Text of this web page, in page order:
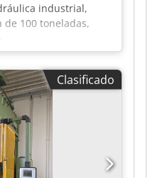
industrial,
100 toneladas,
en C, HYDRAP
usada.
GmbH
fabricante de primera
industriales.
HPS ZB 100
6535 Año de
Peso: 14 700 kg
de alta
y de
Clasificado